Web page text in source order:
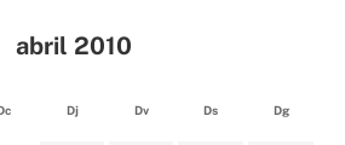
abril 2010
Dj Dv Ds Dg